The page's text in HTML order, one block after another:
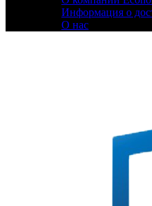
Информация о
О нас